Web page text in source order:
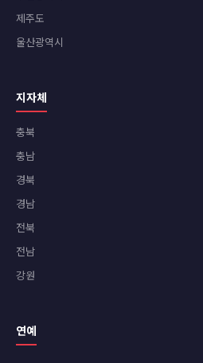
제주도
울산광역시
지자체
충북
충남
경북
경남
전북
전남
강원
연예